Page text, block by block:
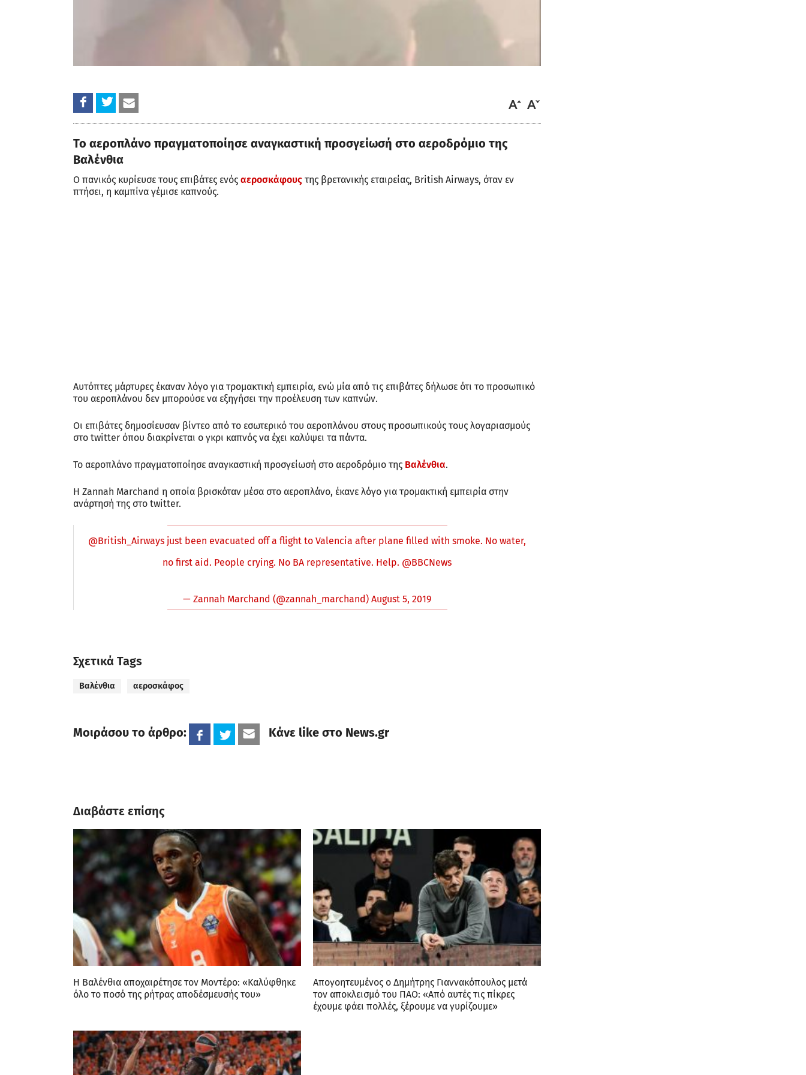
Το αεροπλάνο πραγματοποίησε αναγκαστική προσγείωσή στο αεροδρόμιο της
Βαλένθια
Ο πανικός κυρίευσε τους επιβάτες ενός αεροσκάφους της βρετανικής εταιρείας, British Airways, όταν εν
πτήσει, η καμπίνα γέμισε καπνούς.
Αυτόπτες μάρτυρες έκαναν λόγο για τρομακτική εμπειρία, ενώ μία από τις επιβάτες δήλωσε ότι το προσωπικό
του αεροπλάνου δεν μπορούσε να εξηγήσει την προέλευση των καπνών.
Οι επιβάτες δημοσίευσαν βίντεο από το εσωτερικό του αεροπλάνου στους προσωπικούς τους λογαριασμούς
στο twitter όπου διακρίνεται ο γκρι καπνός να έχει καλύψει τα πάντα.
Το αεροπλάνο πραγματοποίησε αναγκαστική προσγείωσή στο αεροδρόμιο της Βαλένθια.
Η Zannah Marchand η οποία βρισκόταν μέσα στο αεροπλάνο, έκανε λόγο για τρομακτική εμπειρία στην
ανάρτησή της στο twitter.
@British_Airways just been evacuated off a flight to Valencia after plane filled with smoke. No water,
no first aid. People crying. No BA representative. Help. @BBCNews
— Zannah Marchand (@zannah_marchand) August 5, 2019
Σχετικά Tags
Βαλένθια αεροσκάφος
Μοιράσου το άρθρο: Κάνε like στο News.gr
Διαβάστε επίσης
Η Βαλένθια αποχαιρέτησε τον Μοντέρο: «Καλύφθηκε
όλο το ποσό της ρήτρας αποδέσμευσής του»
Απογοητευμένος ο Δημήτρης Γιαννακόπουλος μετά
τον αποκλεισμό του ΠΑΟ: «Από αυτές τις πίκρες
έχουμε φάει πολλές, ξέρουμε να γυρίζουμε»